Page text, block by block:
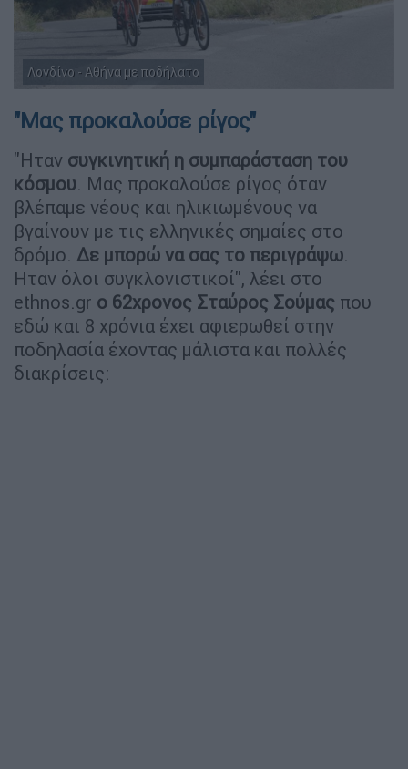
Λονδίνο - Αθήνα με ποδήλατο
"Μας προκαλούσε ρίγος"
"Ηταν συγκινητική η συμπαράσταση του
κόσμου. Μας προκαλούσε ρίγος όταν
βλέπαμε νέους και ηλικιωμένους να
βγαίνουν με τις ελληνικές σημαίες στο
δρόμο. Δε μπορώ να σας το περιγράψω.
Ηταν όλοι συγκλονιστικοί", λέει στο
ethnos.gr o 62χρονος Σταύρος Σούμας που
εδώ και 8 χρόνια έχει αφιερωθεί στην
ποδηλασία έχοντας μάλιστα και πολλές
διακρίσεις: